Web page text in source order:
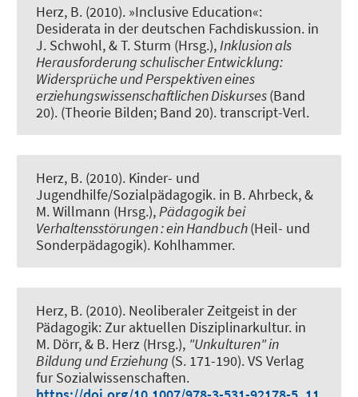
Herz, B. (2010). »Inclusive Education«:
Desiderata in der deutschen Fachdiskussion. in
J. Schwohl, & T. Sturm (Hrsg.),Inklusion als
Herausforderung schulischer Entwicklung:
Widersprüche und Perspektiven eines
erziehungswissenschaftlichen Diskurses(Band
20). (Theorie Bilden; Band 20). transcript-Verl.
Herz, B. (2010). Kinder- und
Jugendhilfe/Sozialpädagogik. in B. Ahrbeck, &
M. Willmann (Hrsg.),Pädagogik bei
Verhaltensstörungen : ein Handbuch(Heil- und
Sonderpädagogik). Kohlhammer.
Herz, B. (2010). Neoliberaler Zeitgeist in der
Pädagogik: Zur aktuellen Disziplinarkultur. in
M. Dörr, & B. Herz (Hrsg.), "Unkulturen" in
Bildung und Erziehung (S. 171-190). VS Verlag
fur Sozialwissenschaften.